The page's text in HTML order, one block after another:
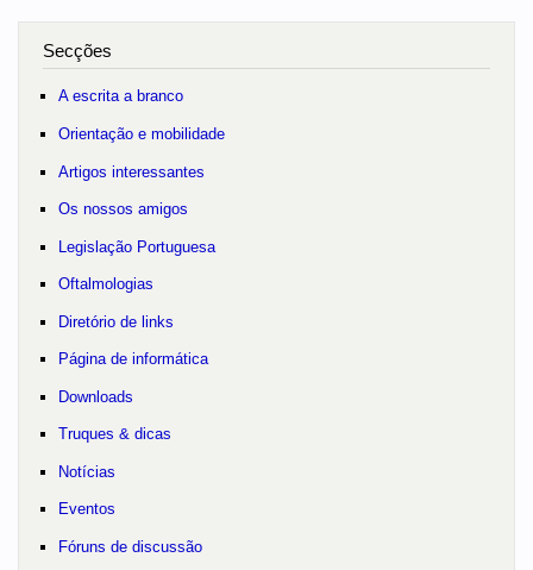
Secções
A escrita a branco
Orientação e mobilidade
Artigos interessantes
Os nossos amigos
Legislação Portuguesa
Oftalmologias
Diretório de links
Página de informática
Downloads
Truques & dicas
Notícias
Eventos
Fóruns de discussão